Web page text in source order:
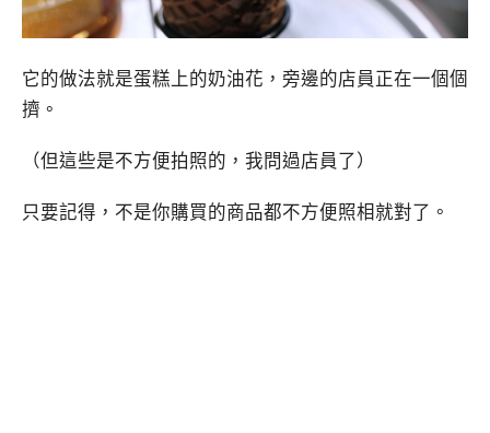
它的做法就是蛋糕上的奶油花，旁邊的店員正在一個個
擠。
（但這些是不方便拍照的，我問過店員了）
只要記得，不是你購買的商品都不方便照相就對了。